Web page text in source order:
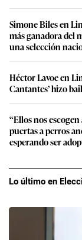
Simone Biles en
más ganadora del
una selección
Héctor Lavoe en
Cantantes’ hizo
“Ellos nos
puertas a perros
esperando ser
Lo último en